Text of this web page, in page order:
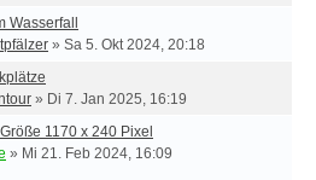
Wasserfall
» Sa 5. Okt 2024, 20:18
» Di 7. Jan 2025, 16:19
1170 x 240 Pixel
» Mi 21. Feb 2024, 16:09